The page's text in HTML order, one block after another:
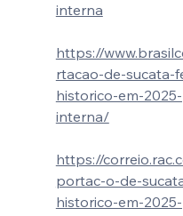
interna
https://
rtacao-de-sucata-
historico-em-
interna/
https://
portac-o-de-
historico-em-